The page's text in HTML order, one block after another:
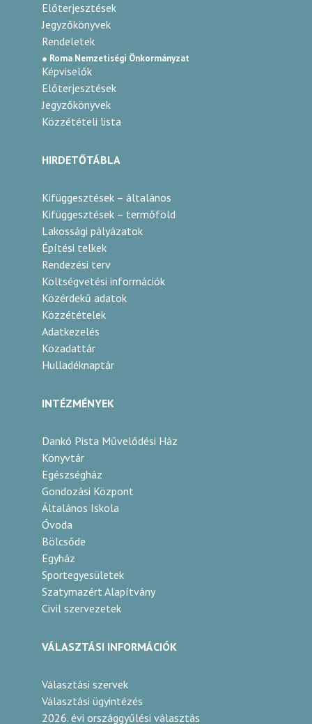
Előterjesztések
Jegyzőkönyvek
Rendeletek
● Roma Nemzetiségi Önkormányzat
Képviselők
Előterjesztések
Jegyzőkönyvek
Közzétételi lista
HIRDETŐTÁBLA
Kifüggesztések – általános
Kifüggesztések – termőföld
Lakossági pályázatok
Építési telkek
Rendezési terv
Költségvetési információk
Közérdekű adatok
Közzétételek
Adatkezelés
Közadattár
Hulladéknaptár
INTÉZMÉNYEK
Dankó Pista Művelődési Ház
Könyvtár
Egészségház
Gondozási Központ
Általános Iskola
Óvoda
Bölcsőde
Egyház
Sportegyesületek
Szatymazért Alapítvány
Civil szervezetek
VÁLASZTÁSI INFORMÁCIÓK
Választási szervek
Választási ügyintézés
2026. évi országgyűlési választás